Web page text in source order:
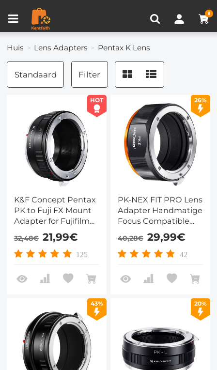
0
Huis Lens Adapters Pentax K Lens
Standaard Filter
HOT
K&F Concept Pentax
PK to Fuji FX Mount
Adapter for Fujifilm
X-E1 X-M1
32,48€ 21,99€
125
26%
PK-NEX FIT PRO Lens
Adapter Handmatige
Focus Compatible
Pentax PK K Lenzen
voor Sony E Camera
Lichaam
40,28€ 29,99€
42
43% 20%